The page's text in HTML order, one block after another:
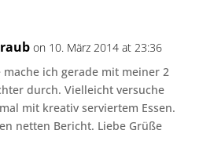
on 10. März 2014 at 23:36
mache ich gerade mit meiner 2
durch. Vielleicht versuche
mit kreativ serviertem Essen.
netten Bericht. Liebe Grüße